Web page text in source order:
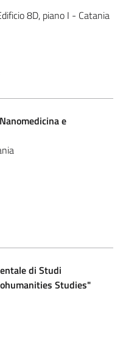
8D, piano I - Catania
e
di Studi
Studies"